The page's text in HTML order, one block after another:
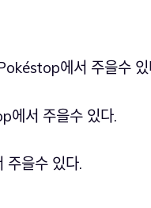
에서 주을수 있
서 주을수 있다.
을수 있다.